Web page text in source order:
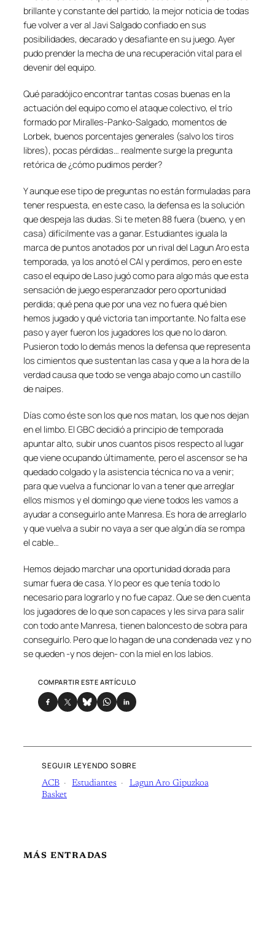
brillante y constante del partido, la mejor noticia de todas
fue volver a ver al Javi Salgado confiado en sus
posibilidades, decarado y desafiante en su juego. Ayer
pudo prender la mecha de una recuperación vital para el
devenir del equipo.
Qué paradójico encontrar tantas cosas buenas en la
actuación del equipo como el ataque colectivo, el trío
formado por Miralles-Panko-Salgado, momentos de
Lorbek, buenos porcentajes generales (salvo los tiros
libres), pocas pérdidas… realmente surge la pregunta
retórica de ¿cómo pudimos perder?
Y aunque ese tipo de preguntas no están formuladas para
tener respuesta, en este caso, la defensa es la solución
que despeja las dudas. Si te meten 88 fuera (bueno, y en
casa) difícilmente vas a ganar. Estudiantes iguala la
marca de puntos anotados por un rival del Lagun Aro esta
temporada, ya los anotó el CAI y perdimos, pero en este
caso el equipo de Laso jugó como para algo más que esta
sensación de juego esperanzador pero oportunidad
perdida; qué pena que por una vez no fuera qué bien
hemos jugado y qué victoria tan importante. No falta ese
paso y ayer fueron los jugadores los que no lo daron.
Pusieron todo lo demás menos la defensa que representa
los cimientos que sustentan las casa y que a la hora de la
verdad causa que todo se venga abajo como un castillo
de naipes.
Días como éste son los que nos matan, los que nos dejan
en el limbo. El GBC decidió a principio de temporada
apuntar alto, subir unos cuantos pisos respecto al lugar
que viene ocupando últimamente, pero el ascensor se ha
quedado colgado y la asistencia técnica no va a venir;
para que vuelva a funcionar lo van a tener que arreglar
ellos mismos y el domingo que viene todos les vamos a
ayudar a conseguirlo ante Manresa. Es hora de arreglarlo
y que vuelva a subir no vaya a ser que algún día se rompa
el cable…
Hemos dejado marchar una oportunidad dorada para
sumar fuera de casa. Y lo peor es que tenía todo lo
necesario para lograrlo y no fue capaz. Que se den cuenta
los jugadores de lo que son capaces y les sirva para salir
con todo ante Manresa, tienen baloncesto de sobra para
conseguirlo. Pero que lo hagan de una condenada vez y no
se queden -y nos dejen- con la miel en los labios.
COMPARTIR ESTE ARTÍCULO
SEGUIR LEYENDO SOBRE
ACB Estudiantes
Lagun Aro Gipuzkoa
Basket
MÁS ENTRADAS